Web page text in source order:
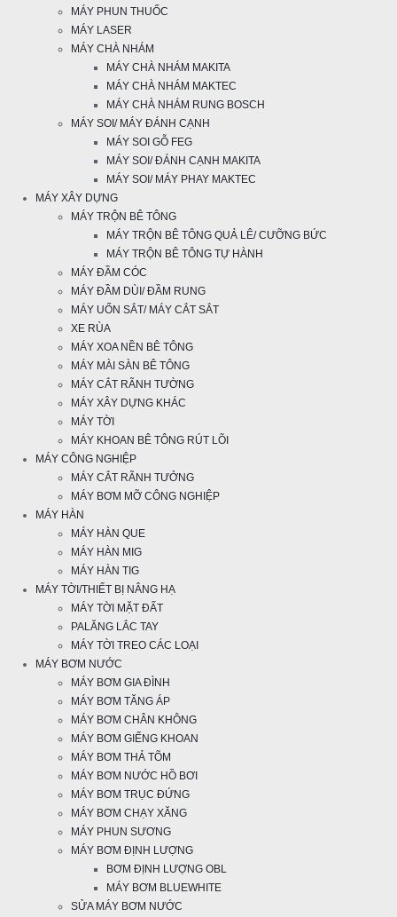
MÁY PHUN THUỐC
MÁY LASER
MÁY CHÀ NHÁM
MÁY CHÀ NHÁM MAKITA
MÁY CHÀ NHÁM MAKTEC
MÁY CHÀ NHÁM RUNG BOSCH
MÁY SOI/ MÁY ĐÁNH CẠNH
MÁY SOI GỖ FEG
MÁY SOI/ ĐÁNH CẠNH MAKITA
MÁY SOI/ MÁY PHAY MAKTEC
MÁY XÂY DỰNG
MÁY TRỘN BÊ TÔNG
MÁY TRỘN BÊ TÔNG QUẢ LÊ/ CƯỠNG BỨC
MÁY TRỘN BÊ TÔNG TỰ HÀNH
MÁY ĐẦM CÓC
MÁY ĐẦM DÙI/ ĐẦM RUNG
MÁY UỐN SẮT/ MÁY CẮT SẮT
XE RÙA
MÁY XOA NỀN BÊ TÔNG
MÁY MÀI SÀN BÊ TÔNG
MÁY CẮT RÃNH TƯỜNG
MÁY XÂY DỰNG KHÁC
MÁY TỜI
MÁY KHOAN BÊ TÔNG RÚT LÕI
MÁY CÔNG NGHIỆP
MÁY CẮT RÃNH TƯỞNG
MÁY BƠM MỠ CÔNG NGHIỆP
MÁY HÀN
MÁY HÀN QUE
MÁY HÀN MIG
MÁY HÀN TIG
MÁY TỜI/THIẾT BỊ NÂNG HẠ
MÁY TỜI MẶT ĐẤT
PALĂNG LẮC TAY
MÁY TỜI TREO CÁC LOẠI
MÁY BƠM NƯỚC
MÁY BƠM GIA ĐÌNH
MÁY BƠM TĂNG ÁP
MÁY BƠM CHÂN KHÔNG
MÁY BƠM GIẾNG KHOAN
MÁY BƠM THẢ TÕM
MÁY BƠM NƯỚC HỒ BƠI
MÁY BƠM TRỤC ĐỨNG
MÁY BƠM CHẠY XĂNG
MÁY PHUN SƯƠNG
MÁY BƠM ĐỊNH LƯỢNG
BƠM ĐỊNH LƯỢNG OBL
MÁY BƠM BLUEWHITE
SỬA MÁY BƠM NƯỚC